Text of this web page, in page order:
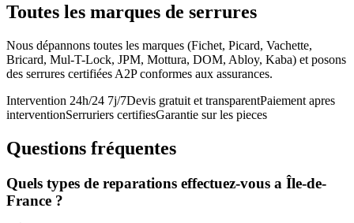
Toutes les marques de serrures
Nous dépannons toutes les marques (Fichet, Picard, Vachette,
Bricard, Mul-T-Lock, JPM, Mottura, DOM, Abloy, Kaba) et posons
des serrures certifiées A2P conformes aux assurances.
Intervention 24h/24 7j/7Devis gratuit et transparentPaiement apres
interventionSerruriers certifiesGarantie sur les pieces
Questions fréquentes
Quels types de reparations effectuez-vous a Île-de-
France ?